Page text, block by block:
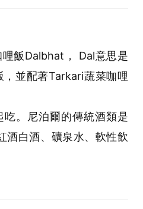
飯Dalbhat， Dal意思是
並配著Tarkari蔬菜咖哩
。尼泊爾的傳統酒類是
酒白酒、礦泉水、軟性飲